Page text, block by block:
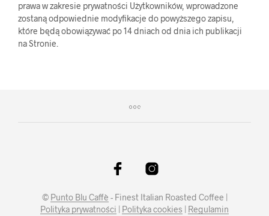
prawa w zakresie prywatności Użytkowników, wprowadzone
zostaną odpowiednie modyfikacje do powyższego zapisu,
które będą obowiązywać po 14 dniach od dnia ich publikacji
na Stronie.
© Punto Blu Caffè - Finest Italian Roasted Coffee |
Polityka prywatności | Polityka cookies | Regulamin